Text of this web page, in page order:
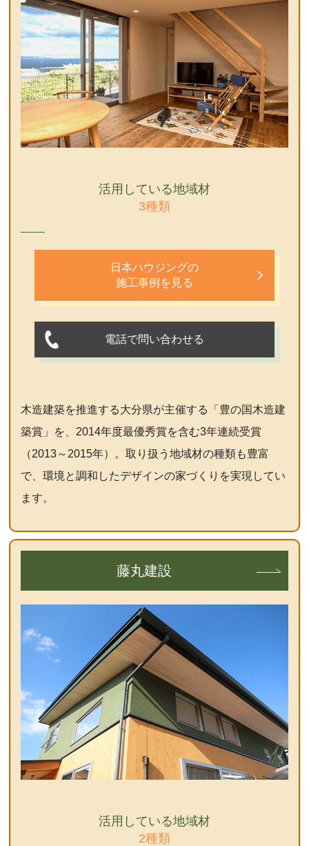
活用している地域材
3種類
日本ハウジングの
施工事例を見る
電話で問い合わせる
木造建築を推進する大分県が主催する「豊の国木造建
築賞」を、2014年度最優秀賞を含む3年連続受賞
（2013～2015年）。取り扱う地域材の種類も豊富
で、環境と調和したデザインの家づくりを実現してい
ます。
藤丸建設
活用している地域材
2種類